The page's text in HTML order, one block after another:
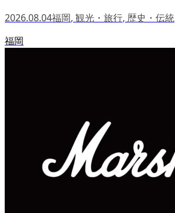
2026.08.04福岡, 観光・旅行, 歴史・伝統
福岡